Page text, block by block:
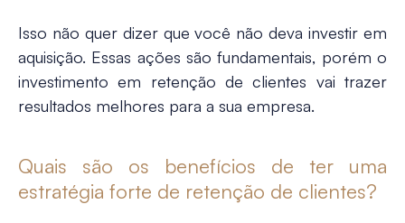
Isso não quer dizer que você não deva investir em
aquisição. Essas ações são fundamentais, porém o
investimento em retenção de clientes vai trazer
resultados melhores para a sua empresa.
Quais são os benefícios de ter uma
estratégia forte de retenção de clientes?